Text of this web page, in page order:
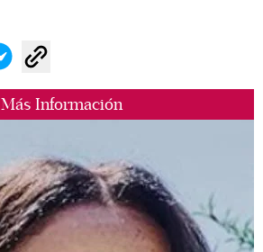
Más Información